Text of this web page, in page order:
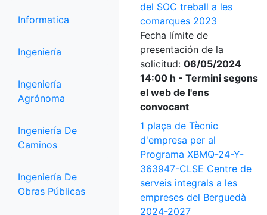
Informatica
Ingeniería
Ingeniería
Agrónoma
Ingeniería De
Caminos
Ingeniería De
Obras Públicas
del SOC treball a les
comarques 2023
Fecha límite de
presentación de la
solicitud: 06/05/2024
14:00 h - Termini segons
el web de l'ens
convocant
1 plaça de Tècnic
d'empresa per al
Programa XBMQ-24-Y-
363947-CLSE Centre de
serveis integrals a les
empreses del Berguedà
2024-2027